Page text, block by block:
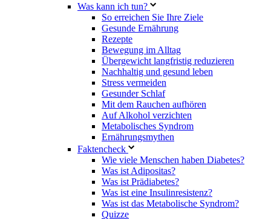
Was kann ich tun?
So erreichen Sie Ihre Ziele
Gesunde Ernährung
Rezepte
Bewegung im Alltag
Übergewicht langfristig reduzieren
Nachhaltig und gesund leben
Stress vermeiden
Gesunder Schlaf
Mit dem Rauchen aufhören
Auf Alkohol verzichten
Metabolisches Syndrom
Ernährungsmythen
Faktencheck
Wie viele Menschen haben Diabetes?
Was ist Adipositas?
Was ist Prädiabetes?
Was ist eine Insulinresistenz?
Was ist das Metabolische Syndrom?
Quizze